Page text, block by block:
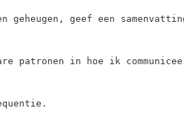
geef een
patronen in hoe ik